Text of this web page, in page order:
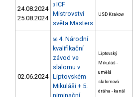
24.08.2024
25.08.2024
0 ICF
Mistrovství
světa Masters
USD Krakow
02.06.2024
66 4. Národní
kvalifikační
závod ve
slalomu v
Liptovském
Mikuláši + 5.
niminační
Liptovský
Mikuláš -
umělá
slalomová
dráha - kanál